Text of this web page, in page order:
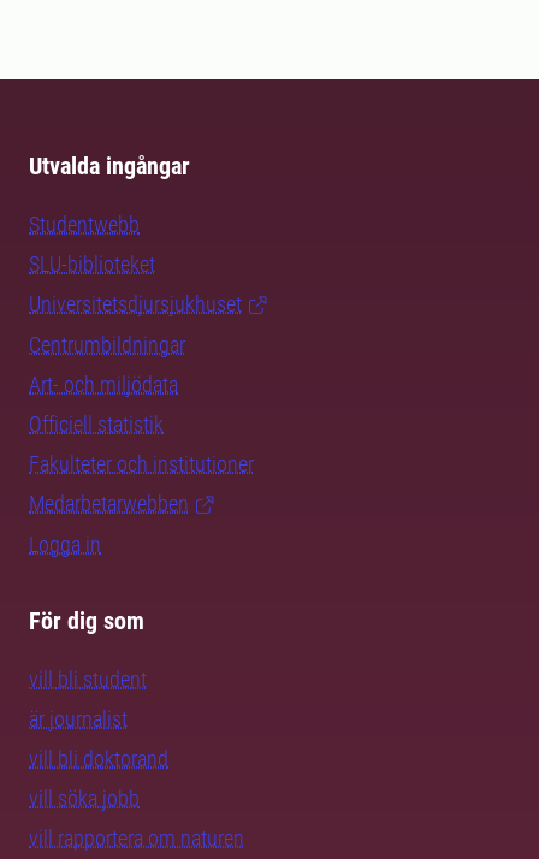
Utvalda ingångar
Studentwebb
SLU-biblioteket
Universitetsdjursjukhuset
Centrumbildningar
Art- och miljödata
Officiell statistik
Fakulteter och institutioner
Medarbetarwebben
Logga in
För dig som
vill bli student
är journalist
vill bli doktorand
vill söka jobb
vill rapportera om naturen